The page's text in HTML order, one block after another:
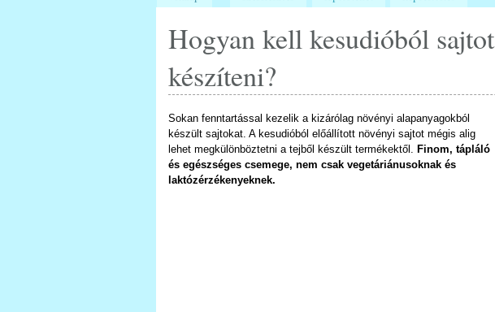
Hogyan kell kesudióból sajtot
készíteni?
Sokan fenntartással kezelik a kizárólag növényi alapanyagokból
készült sajtokat. A kesudióból előállított növényi sajtot mégis alig
lehet megkülönböztetni a tejből készült termékektől. Finom, tápláló
és egészséges csemege, nem csak vegetáriánusoknak és
laktózérzékenyeknek.